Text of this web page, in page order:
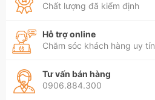
Chất lượng đã kiểm định
Hỗ trợ online
Chăm sóc khách hàng uy tín
Tư vấn bán hàng
0906.884.300